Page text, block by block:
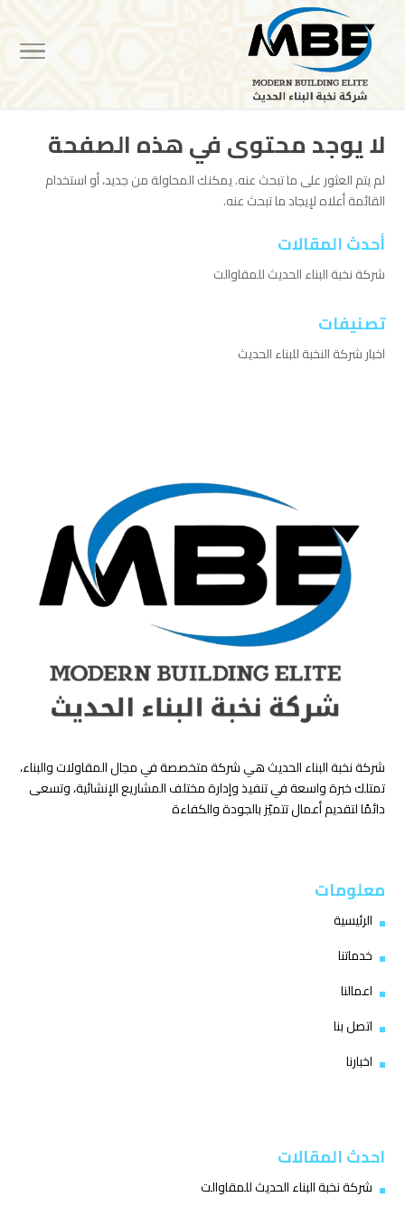
لا يوجد محتوى في هذه الصفحة
لم يتم العثور على ما تبحث عنه. يمكنك المحاولة من جديد، أو استخدام
القائمة أعلاه لإيجاد ما تبحث عنه.
أحدث المقالات
شركة نخبة البناء الحديث للمقاوالت
تصنيفات
اخبار شركة النخبة للبناء الحديث
شركة نخبة البناء الحديث هي شركة متخصصة في مجال المقاولات والبناء،
تمتلك خبرة واسعة في تنفيذ وإدارة مختلف المشاريع الإنشائية، وتسعى
دائمًا لتقديم أعمال تتميّز بالجودة والكفاءة
معلومات
الرئيسية
خدماتنا
اعمالنا
اتصل بنا
اخبارنا
احدث المقالات
شركة نخبة البناء الحديث للمقاوالت